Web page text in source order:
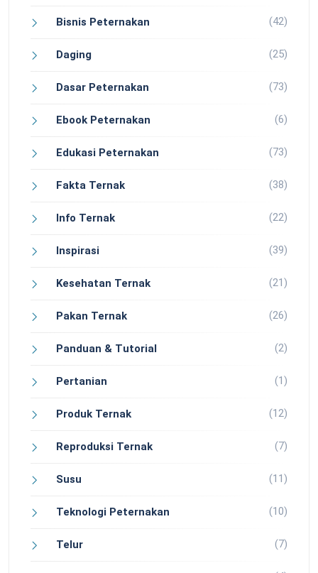
Bisnis Peternakan (42)
Daging (25)
Dasar Peternakan (73)
Ebook Peternakan (6)
Edukasi Peternakan (73)
Fakta Ternak (38)
Info Ternak (22)
Inspirasi (39)
Kesehatan Ternak (21)
Pakan Ternak (26)
Panduan & Tutorial (2)
Pertanian (1)
Produk Ternak (12)
Reproduksi Ternak (7)
Susu (11)
Teknologi Peternakan (10)
Telur (7)